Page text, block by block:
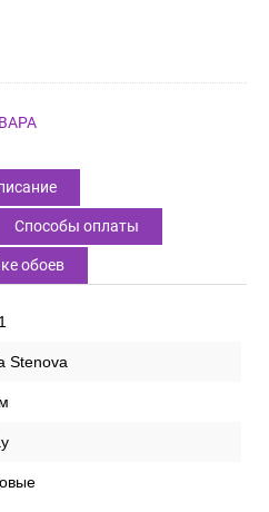
Способы оплаты
обоев
Stenova